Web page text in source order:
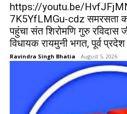
https://youtu.be/
7K5YfLMGu-cdz समरसता
पहुंचा संत शिरोमणि गुरु रविदास
विधायक रायमुनी भगत, पूर्व
Ravindra Singh Bhatia - August 5, 2026